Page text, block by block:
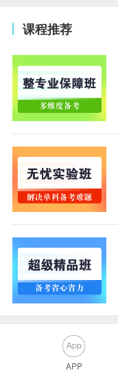
课程推荐
APP